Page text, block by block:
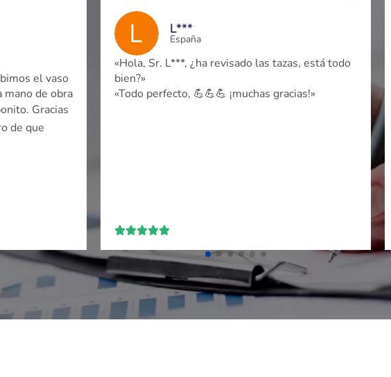
está todo
A***Campbell
UK
Gracias He Ke estoy verdaderamente
agradecido. Eres mi mejor proveedor.
